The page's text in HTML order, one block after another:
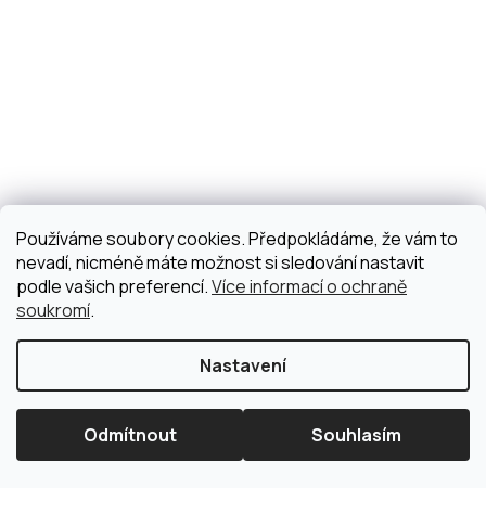
Používáme soubory cookies. Předpokládáme, že vám to
nevadí, nicméně máte možnost si sledování nastavit
podle vašich preferencí.Více informací o ochraně
soukromí.
Nastavení
Odmítnout Souhlasím